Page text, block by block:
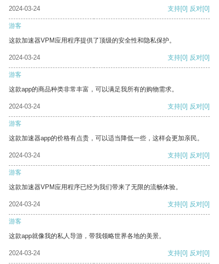
2024-03-24
支持[0] 反对[0]
游客
这款加速器VPM应用程序提供了顶级的安全性和隐私保护。
2024-03-24 支持[0] 反对[0]
游客
这款app的商品种类非常丰富，可以满足我所有的购物需求。
2024-03-24 支持[0] 反对[0]
游客
这款加速器app的价格有点贵，可以适当降低一些，这样会更加亲民。
2024-03-24 支持[0] 反对[0]
游客
这款加速器VPM应用程序已经为我们带来了无限的流畅体验。
2024-03-24 支持[0] 反对[0]
游客
这款app就像我的私人导游，带我领略世界各地的美景。
2024-03-24 支持[0] 反对[0]